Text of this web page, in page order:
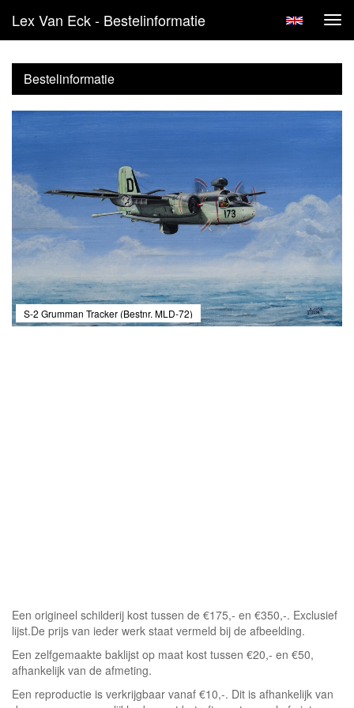
Lex Van Eck - Bestelinformatie
Bestelinformatie
S-2 Grumman Tracker (Bestnr. MLD-72)
Een origineel schilderij kost tussen de €175,- en €350,-. Exclusief
lijst.De prijs van ieder werk staat vermeld bij de afbeelding.
Een zelfgemaakte baklijst op maat kost tussen €20,- en €50,
afhankelijk van de afmeting.
Een reproductie is verkrijgbaar vanaf €10,-. Dit is afhankelijk van